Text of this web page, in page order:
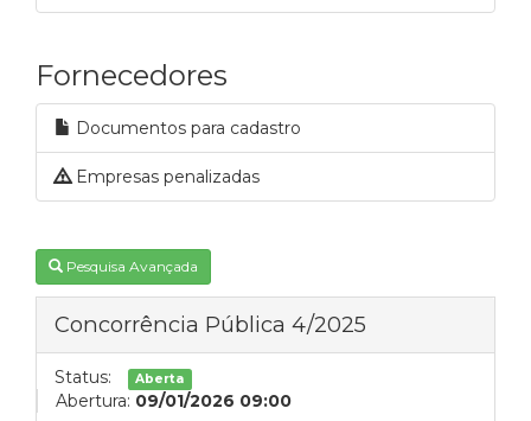
Fornecedores
Documentos para cadastro
Empresas penalizadas
Pesquisa Avançada
Concorrência Pública 4/2025
Status: Aberta
Abertura: 09/01/2026 09:00